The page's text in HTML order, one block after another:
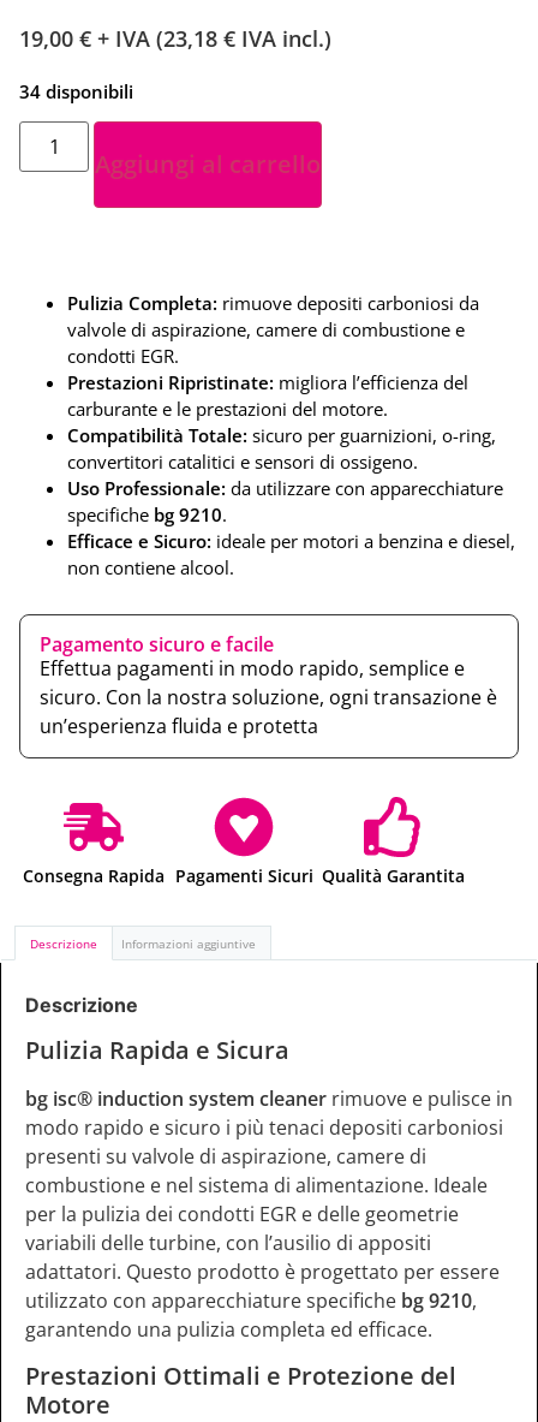
19,00 € + IVA (23,18 € IVA incl.)
34 disponibili
Aggiungi al carrello
Pulizia Completa: rimuove depositi carboniosi da
valvole di aspirazione, camere di combustione e
condotti EGR.
Prestazioni Ripristinate: migliora l’efficienza del
carburante e le prestazioni del motore.
Compatibilità Totale: sicuro per guarnizioni, o-ring,
convertitori catalitici e sensori di ossigeno.
Uso Professionale: da utilizzare con apparecchiature
specifiche bg 9210.
Efficace e Sicuro: ideale per motori a benzina e diesel,
non contiene alcool.
Pagamento sicuro e facile
Effettua pagamenti in modo rapido, semplice e
sicuro. Con la nostra soluzione, ogni transazione è
un’esperienza fluida e protetta
Consegna Rapida Pagamenti Sicuri Qualità Garantita
Descrizione Informazioni aggiuntive
Descrizione
Pulizia Rapida e Sicura
bg isc® induction system cleaner rimuove e pulisce in
modo rapido e sicuro i più tenaci depositi carboniosi
presenti su valvole di aspirazione, camere di
combustione e nel sistema di alimentazione. Ideale
per la pulizia dei condotti EGR e delle geometrie
variabili delle turbine, con l’ausilio di appositi
adattatori. Questo prodotto è progettato per essere
utilizzato con apparecchiature specifiche bg 9210,
garantendo una pulizia completa ed efficace.
Prestazioni Ottimali e Protezione del
Motore